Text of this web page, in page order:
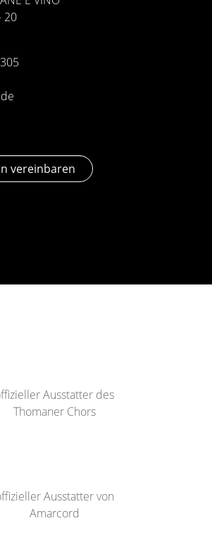
20
vereinbaren
Ausstatter des
Thomaner Chors
Ausstatter von
Amarcord